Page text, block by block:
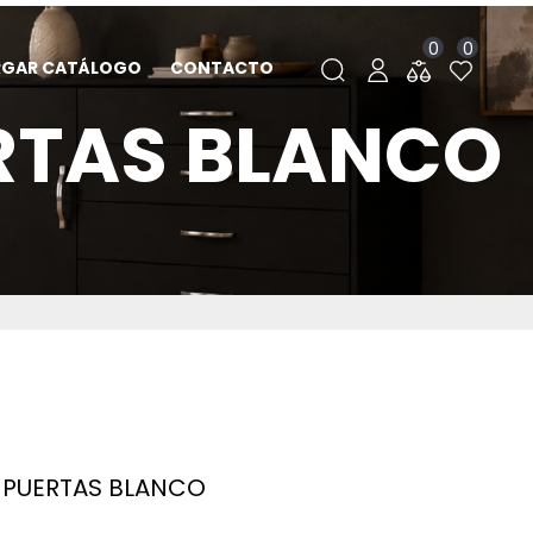
CATÁLOGO CONTACTO
0 0
BLANCO
BLANCO